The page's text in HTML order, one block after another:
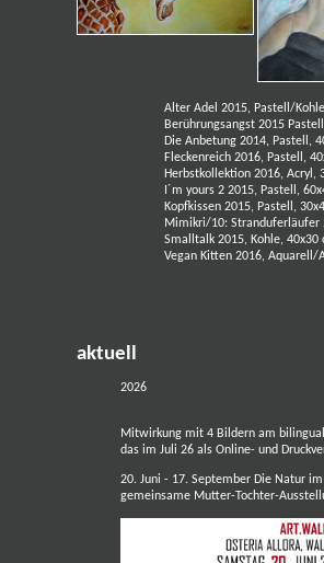
Alter Adel 2015, Pastell/
Berührungsangst 2015
Die Anbetung 2014, Pastell,
Fleckenreich 2016, Pastell,
Herbstkollektion 2016, Acryl,
I´m yours 2 2015, Pastell,
Kopfkissen 2015, Pastell,
Mimikri/10: Stranduferläufer
Smalltalk 2015, Kohle, 40x30
Vegan Kitten 2016, Aquarell/
aktuell
2026
Mitwirkung mit 4 Bildern am
das im Juli 26 als Online- und
20. Juni - 17. September Die Natur
gemeinsame Mutter-Tochter-